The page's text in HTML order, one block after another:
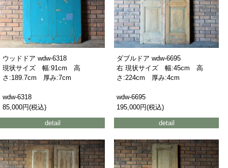
ウッドドア wdw-6318
現状サイズ 幅:91cm 高
さ:189.7cm 厚み:7cm
wdw-6318
85,000円(税込)
detail
ダブルドア wdw-6695
右 現状サイズ 幅:45cm 高
さ:224cm 厚み:4cm
wdw-6695
195,000円(税込)
detail